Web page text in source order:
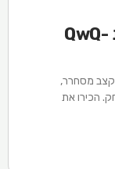
תשכחו מ-R1 ו-O1 – קבלו את QwQ-
מסחרר,
הכירו את